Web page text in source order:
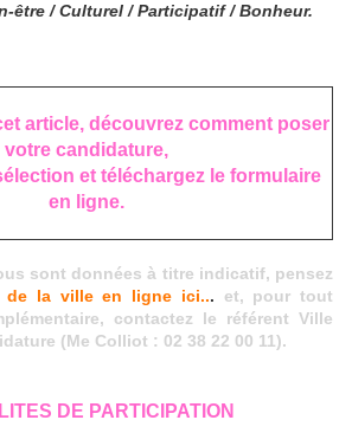
être / Culturel / Participatif / Bonheur.
article, découvrez comment poser
votre candidature,
et téléchargez le formulaire
en ligne.
sont données à titre indicatif, pensez
de la ville en ligne ici... et, pour tout
contactez le référent Ville
(Me Colliot : 02 38 22 00 11).
DE PARTICIPATION